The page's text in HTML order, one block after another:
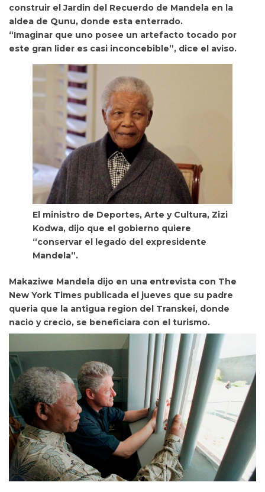
construir el Jardin del Recuerdo de Mandela en la
aldea de Qunu, donde esta enterrado.
“Imaginar que uno posee un artefacto tocado por
este gran lider es casi inconcebible”, dice el aviso.
El ministro de Deportes, Arte y Cultura, Zizi
Kodwa, dijo que el gobierno quiere
“conservar el legado del expresidente
Mandela”.
Makaziwe Mandela dijo en una entrevista con The
New York Times publicada el jueves que su padre
queria que la antigua region del Transkei, donde
nacio y crecio, se beneficiara con el turismo.